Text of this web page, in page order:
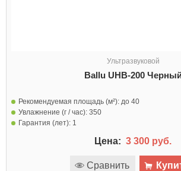
Ультразвуковой
Ballu UHB-200
Рекомендуемая площадь (м²): до 40
Увлажнение (г / час): 350
Гарантия (лет): 1
Цена: 3 300 руб.
Сравнить